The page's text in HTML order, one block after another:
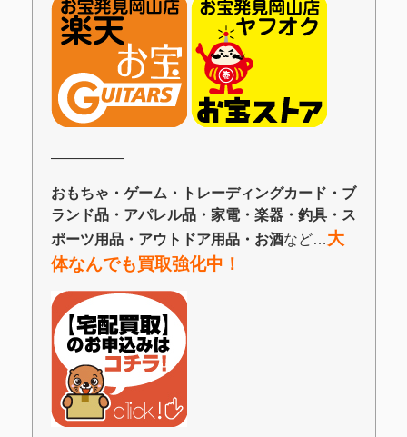
―――――
おもちゃ・ゲーム・トレーディングカード・ブ
ランド品・アパレル品・家電・楽器・釣具・ス
ポーツ用品・アウトドア用品・お酒など…大
体なんでも買取強化中！